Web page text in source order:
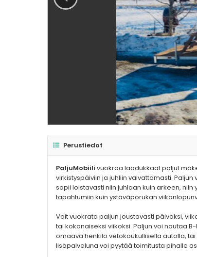
Perustiedot
PaljuMobiili vuokraa laadukkaat paljut
virkistyspäiviin ja juhliin vaivattomasti. Paljun
sopii loistavasti niin juhlaan kuin arkeen, niin
tapahtumiin kuin ystäväporukan
Voit vuokrata paljun joustavasti päiväksi,
tai kokonaiseksi viikoksi. Paljun voi noutaa
omaava henkilö vetokoukullisella autolla, tai
lisäpalveluna voi pyytää toimitusta pihalle